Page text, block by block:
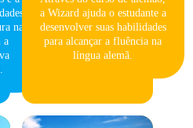
na
a
a Wizard ajuda o estudante a
desenvolver suas habilidades
para alcançar a fluência na
língua alemã.